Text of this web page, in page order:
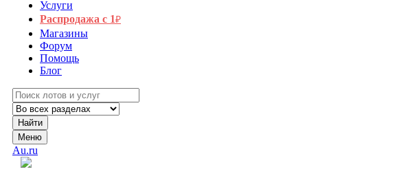
Услуги
Распродажа с 1₽
Магазины
Форум
Помощь
Блог
Найти
Меню
Au.ru